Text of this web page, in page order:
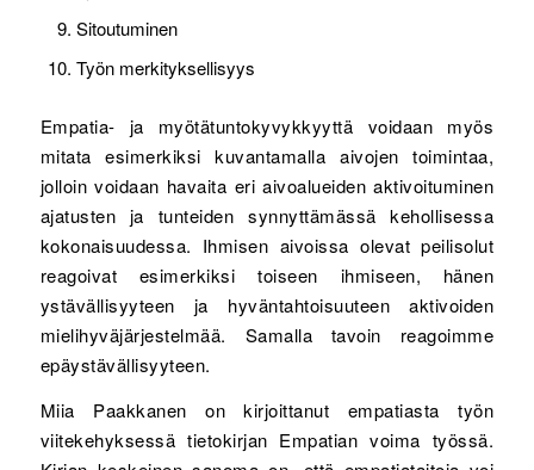
Sitoutuminen
Työn merkityksellisyys
Empatia- ja myötätuntokyvykkyyttä voidaan myös
mitata esimerkiksi kuvantamalla aivojen toimintaa,
jolloin voidaan havaita eri aivoalueiden aktivoituminen
ajatusten ja tunteiden synnyttämässä kehollisessa
kokonaisuudessa. Ihmisen aivoissa olevat peilisolut
reagoivat esimerkiksi toiseen ihmiseen, hänen
ystävällisyyteen ja hyväntahtoisuuteen aktivoiden
mielihyväjärjestelmää. Samalla tavoin reagoimme
epäystävällisyyteen.
Miia Paakkanen on kirjoittanut empatiasta työn
viitekehyksessä tietokirjan Empatian voima työssä.